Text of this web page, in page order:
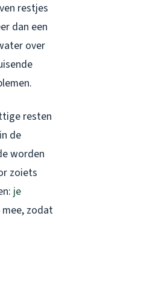
restjes
dan een
over
resten
de
worden
zoiets
je
zodat